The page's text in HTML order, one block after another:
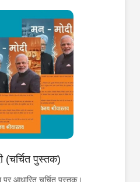
(चर्चित पुस्तक)
पर आधारित चर्चित पुस्तक।